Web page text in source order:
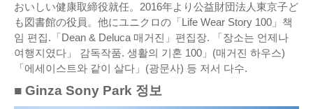
おいしい健康取締役就任。2016年より公益財団法人東京子ど
も図書館の役員。他にユニクロの「Life Wear Story 100」책
임 편집.「Dean & Deluca 매거진」편집장. 「장소는 언제나
여행지였다」 감독작품. 생활의 기혼 100」(매거진 하우스)
「에세이스트와 같이 살다」(광문사) 등 저서 다수.
■ Ginza Sony Park 정보